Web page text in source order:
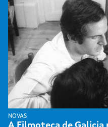
NOVAS